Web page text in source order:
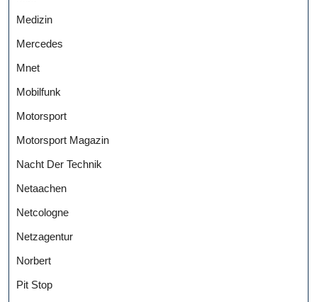
Medizin
Mercedes
Mnet
Mobilfunk
Motorsport
Motorsport Magazin
Nacht Der Technik
Netaachen
Netcologne
Netzagentur
Norbert
Pit Stop